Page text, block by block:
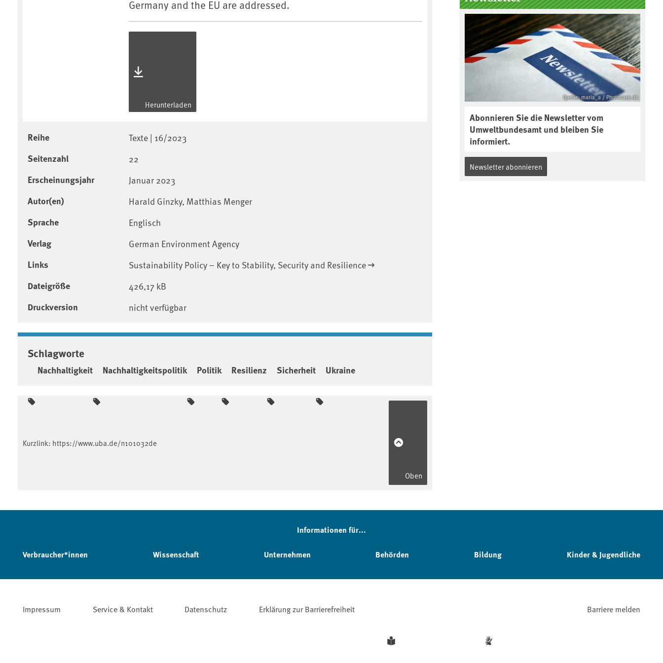
Germany and the EU are addressed.
Herunterladen
Reihe Texte | 16/2023
Seitenzahl 22
Erscheinungsjahr Januar 2023
Autor(en) Harald Ginzky, Matthias Menger
Sprache Englisch
Verlag German Environment Agency
Links Sustainability Policy – Key to Stability, Security and Resilience
Dateigröße 426,17 kB
Druckversion nicht verfügbar
Schlagworte
Nachhaltigkeit Nachhaltigkeitspolitik Politik Resilienz Sicherheit Ukraine
Boden des Jahres ausgewählt und
was passiert eigentlich während
eines solchen Bodenjahres? Infos
dazu gibt es im aktuellen Podcast
„Soilcast“. Jetzt reinhören:
https://soilcast.de/interview/sc20
2-interview-die-kuer-der-krume/
Quelle: maria_a / Photocase.de
Abonnieren Sie die Newsletter vom
Umweltbundesamt und bleiben Sie
informiert.
Newsletter abonnieren
Kurzlink: https://www.uba.de/n101032de
Oben
Informationen für...
Verbraucher*innen Wissenschaft Unternehmen Behörden Bildung Kinder & Jugendliche
Impressum Service & Kontakt Datenschutz Erklärung zur Barrierefreiheit Barriere melden